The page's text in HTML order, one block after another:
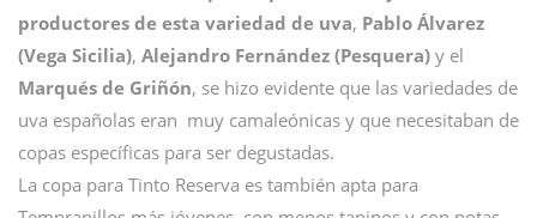
productores de esta variedad de uva, Pablo Álvarez
(Vega Sicilia), Alejandro Fernández (Pesquera) y el
Marqués de Griñón, se hizo evidente que las variedades de
uva españolas eran muy camaleónicas y que necesitaban de
copas específicas para ser degustadas.
La copa para Tinto Reserva es también apta para